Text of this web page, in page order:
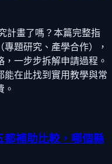
計畫了嗎？本篇完整指
題研究、產學合作），
一步步拆解申請過程。
能在此找到實用教學與常
。
都補助比較，哪個縣